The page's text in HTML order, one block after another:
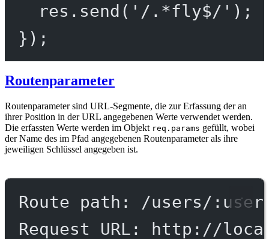
res. send ( '/.*fly$/' );
});
Routenparameter
Routenparameter sind URL-Segmente, die zur Erfassung der an
ihrer Position in der URL angegebenen Werte verwendet werden.
Die erfassten Werte werden im Objekt req.params gefüllt, wobei
der Name des im Pfad angegebenen Routenparameter als ihre
jeweiligen Schlüssel angegeben ist.
Route path: /users/
Request URL: http://